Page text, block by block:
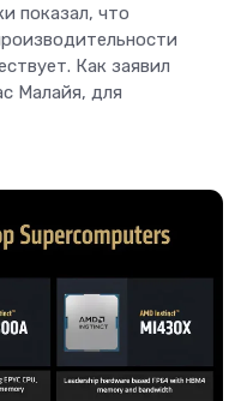
показал, что
Как заявил
Малайя, для